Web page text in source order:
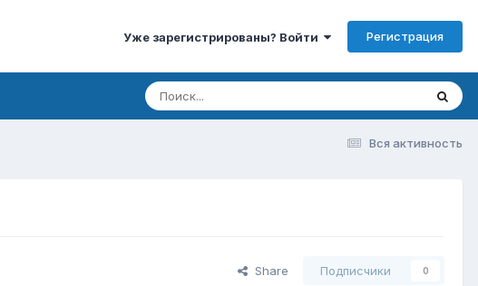
Уже зарегистрированы? Войти Регистрация
Вся активность
Share Подписчики 0